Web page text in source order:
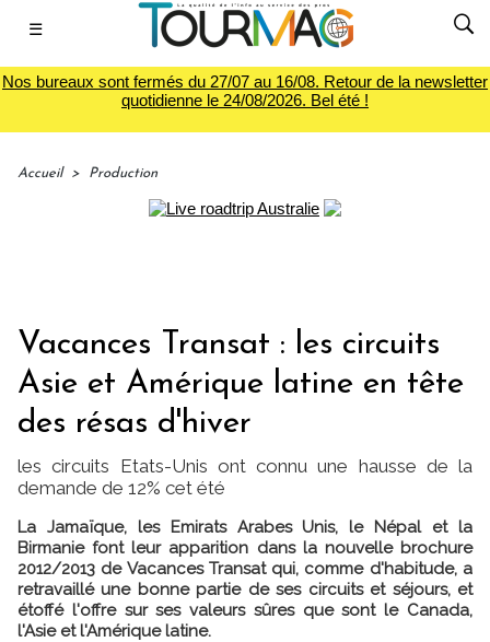
☰
Nos bureaux sont fermés du 27/07 au 16/08. Retour de la newsletter
quotidienne le 24/08/2026. Bel été !
Accueil > Production
Vacances Transat : les circuits
Asie et Amérique latine en tête
des résas d'hiver
les circuits Etats-Unis ont connu une hausse de la
demande de 12% cet été
La Jamaïque, les Emirats Arabes Unis, le Népal et la
Birmanie font leur apparition dans la nouvelle brochure
2012/2013 de Vacances Transat qui, comme d'habitude, a
retravaillé une bonne partie de ses circuits et séjours, et
étoffé l'offre sur ses valeurs sûres que sont le Canada,
l'Asie et l'Amérique latine.